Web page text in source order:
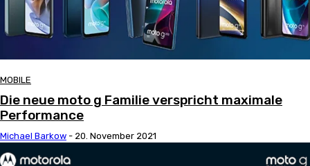
MOBILE
Die neue moto g Familie verspricht maximale
Performance
Michael Barkow - 20. November 2021